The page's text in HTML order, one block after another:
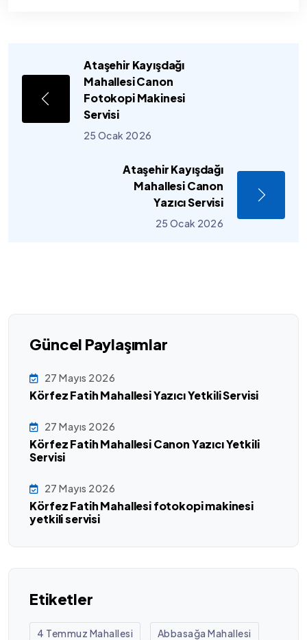
Ataşehir Kayışdağı
Mahallesi Canon
Fotokopi Makinesi
Servisi
25 Ocak 2026
Ataşehir Kayışdağı
Mahallesi Canon
Yazıcı Servisi
25 Ocak 2026
Güncel Paylaşımlar
27 Mayıs 2026
Körfez Fatih Mahallesi Yazıcı Yetkili Servisi
27 Mayıs 2026
Körfez Fatih Mahallesi Canon Yazıcı Yetkili
Servisi
27 Mayıs 2026
Körfez Fatih Mahallesi fotokopi makinesi
yetkili servisi
Etiketler
4 Temmuz Mahallesi Abbasağa Mahallesi